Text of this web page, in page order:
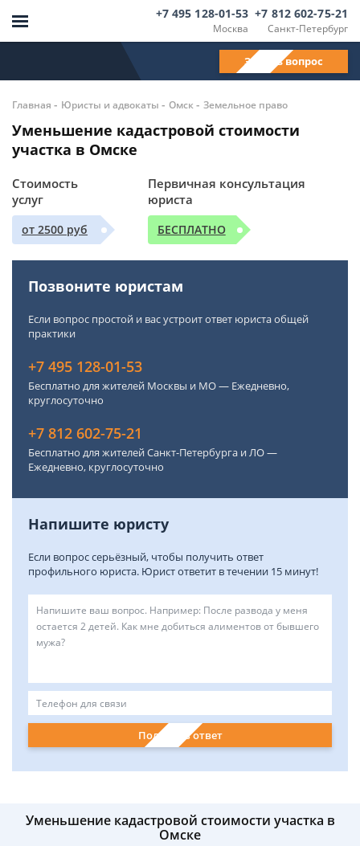
Москва
+7 495 128-01-53
Санкт-Петербург
+7 812 602-75-21
Задать вопрос
Главная - Юристы и адвокаты - Омск- Земельное право
Уменьшение кадастровой стоимости
участка в Омске
Стоимость
услуг
от 2500 руб
Первичная консультация
юриста
БЕСПЛАТНО
Позвоните юристам
Если вопрос простой и вас устроит ответ юриста общей
практики
+7 495 128-01-53
Бесплатно для жителей Москвы и МО — Ежедневно,
круглосуточно
+7 812 602-75-21
Бесплатно для жителей Санкт-Петербурга и ЛО —
Ежедневно, круглосуточно
Напишите юристу
Если вопрос серьёзный, чтобы получить ответ
профильного юриста. Юрист ответит в течении 15 минут!
Получить ответ
Уменьшение кадастровой стоимости участка в
Омске